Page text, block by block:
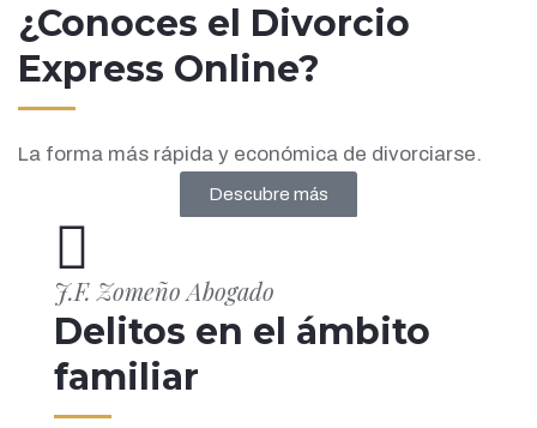
¿Conoces el Divorcio
Express Online?
La forma más rápida y económica de divorciarse.
Descubre más
J.F. Zomeño Abogado
Delitos en el ámbito
familiar